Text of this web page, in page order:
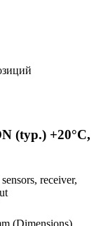
(typ.) +20°C,
receiver,
(Dimensions)